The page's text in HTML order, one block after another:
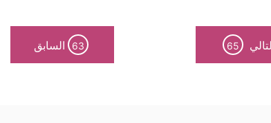
65
63 السابق